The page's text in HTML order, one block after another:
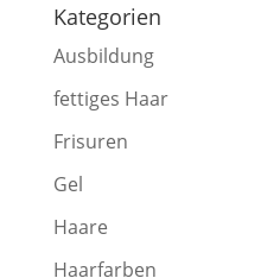
Kategorien
Ausbildung
fettiges Haar
Frisuren
Gel
Haare
Haarfarben